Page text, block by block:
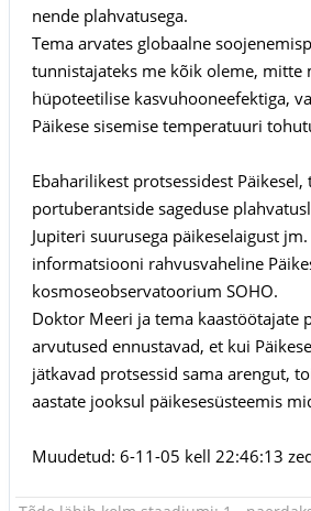
nende plahvatusega.
Tema arvates globaalne
tunnistajateks me kõik oleme, mitte
hüpoteetilise kasvuhooneefektiga,
Päikese sisemise temperatuuri
Ebaharilikest protsessidest
portuberantside sageduse
Jupiteri suurusega päikeselaigust
informatsiooni rahvusvaheline
kosmoseobservatoorium SOHO.
Doktor Meeri ja tema kaastöötajate
arvutused ennustavad, et kui
jätkavad protsessid sama arengut,
aastate jooksul päikesesüsteemis
Muudetud: 6-11-05 kell 22:46:13